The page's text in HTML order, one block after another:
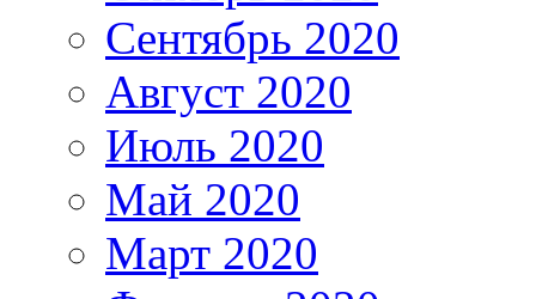
Сентябрь 2020
Август 2020
Июль 2020
Май 2020
Март 2020